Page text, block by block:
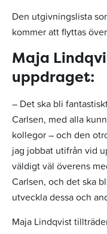
Den utgivningslista
kommer att flyttas
Maja
uppdraget:
– Det ska bli
Carlsen, med alla
kollegor – och den
jag jobbat utifrån vid
väldigt väl överens
Carlsen, och det ska
utveckla dessa och
Maja Lindqvist